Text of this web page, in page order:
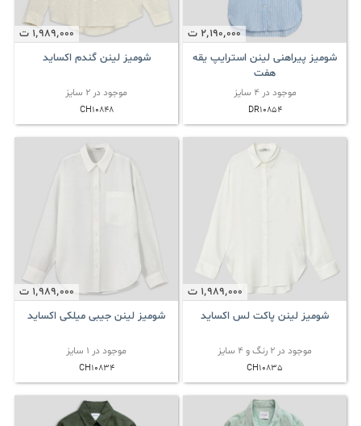
2٬190٬000 ت
شومیز پیراهنی لینن استرایپ یقه
هفت
موجود در 4 سایز
DR10854
1٬989٬000 ت
شومیز لینن گندم اکساید
موجود در 2 سایز
CH10848
1٬989٬000 ت
شومیز لینن پاکت لس اکساید
موجود در 2 رنگ و 4 سایز
CH10835
1٬989٬000 ت
شومیز لینن جیبی میلکی اکساید
موجود در 1 سایز
CH10834